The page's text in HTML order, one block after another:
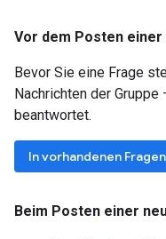
Vor dem Posten einer
Bevor Sie eine Frage
Nachrichten der
beantwortet.
In vorhandenen
Beim Posten einer